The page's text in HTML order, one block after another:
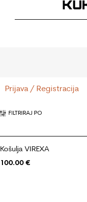
Prijava / Registracija
FILTRIRAJ PO
Košulja VIREXA
100.00 €